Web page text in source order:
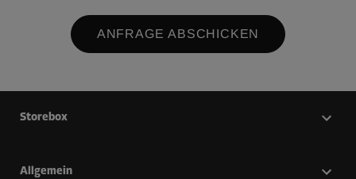
ANFRAGE ABSCHICKEN
Storebox
Allgemein